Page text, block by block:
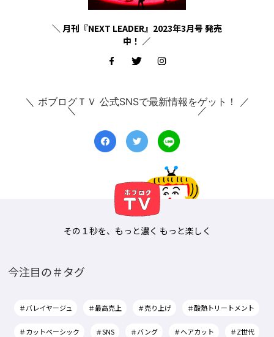
＼ 月刊『NEXT LEADER』2023年3月号 発売
中！ ／
＼ ボブログＴＶ 公式SNSで最新情報をゲット！ ／
その１秒を、もっと濃く もっと楽しく
今注目の＃タグ
＃バレイヤージュ ＃最高売上 ＃売り上げ ＃酸熱トリートメント
＃カットベーシック ＃SNS ＃バング ＃ヘアカット ＃Z世代